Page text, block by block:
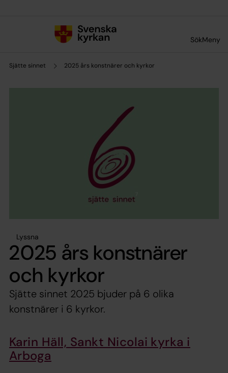
SökMeny
Sjätte sinnet 2025 års konstnärer och kyrkor
Lyssna
2025 års konstnärer
och kyrkor
Sjätte sinnet 2025 bjuder på 6 olika
konstnärer i 6 kyrkor.
Karin Häll, Sankt Nicolai kyrka i
Arboga